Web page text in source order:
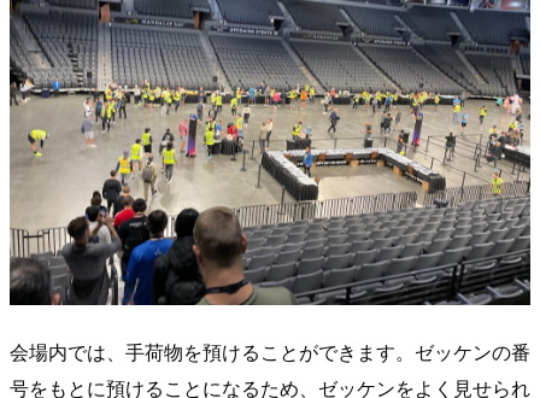
会場内では、手荷物を預けることができます。ゼッケンの番
号をもとに預けることになるため、ゼッケンをよく見せられ